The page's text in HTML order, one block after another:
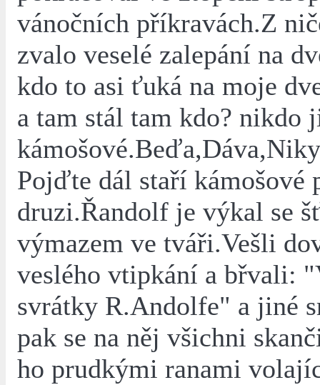
vánočních příkravách.Z
zvalo veselé zalepání na
kdo to asi ťuká na moje
a tam stál tam kdo? nikdo
Pojďte dál staří kámošové
druzi.Řandolf je výkal se
výmazem ve tváři.Vešli
veslého vtipkání a břvali:
svrátky R.Andolfe" a jiné
pak se na něj všichni
ho prudkými ranami